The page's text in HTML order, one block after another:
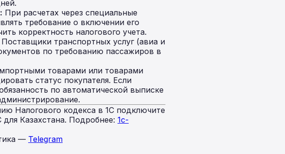
При расчетах через специальные
требование о включении его
корректность налогового учета.
Поставщики транспортных услуг (авиа и
по требованию пассажиров в
товарами или товарами
статус покупателя. Если
по автоматической выписке
Налогового кодекса в 1С подключите
Казахстана. Подробнее: 1c-
— Telegram